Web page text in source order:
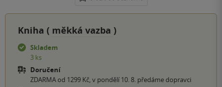
Kniha ( měkká vazba )
Skladem
3 ks
Doručení
ZDARMA od 1299 Kč, v pondělí 10. 8. předáme dopravci